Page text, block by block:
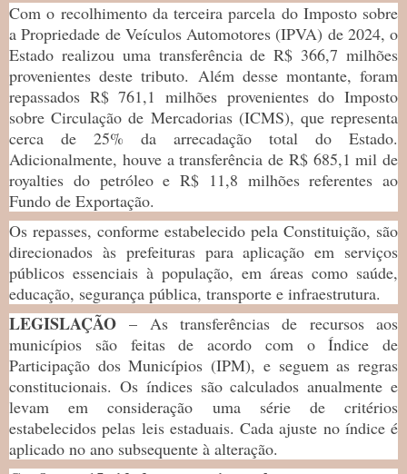
Com o recolhimento da terceira parcela do Imposto sobre
a Propriedade de Veículos Automotores (IPVA) de 2024, o
Estado realizou uma transferência de R$ 366,7 milhões
provenientes deste tributo. Além desse montante, foram
repassados R$ 761,1 milhões provenientes do Imposto
sobre Circulação de Mercadorias (ICMS), que representa
cerca de 25% da arrecadação total do Estado.
Adicionalmente, houve a transferência de R$ 685,1 mil de
royalties do petróleo e R$ 11,8 milhões referentes ao
Fundo de Exportação.
Os repasses, conforme estabelecido pela Constituição, são
direcionados às prefeituras para aplicação em serviços
públicos essenciais à população, em áreas como saúde,
educação, segurança pública, transporte e infraestrutura.
LEGISLAÇÃO – As transferências de recursos aos
municípios são feitas de acordo com o Índice de
Participação dos Municípios (IPM), e seguem as regras
constitucionais. Os índices são calculados anualmente e
levam em consideração uma série de critérios
estabelecidos pelas leis estaduais. Cada ajuste no índice é
aplicado no ano subsequente à alteração.